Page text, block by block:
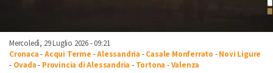
Mercoledì, 29 Luglio 2026 - 09:21
Cronaca-Acqui Terme -Alessandria -Casale Monferrato -Novi Ligure
- Ovada- Provincia di Alessandria - Tortona -Valenza